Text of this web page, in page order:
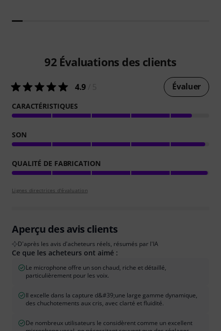
92 Évaluations des clients
4.9 Évaluer
CARACTÉRISTIQUES
SON
QUALITÉ DE FABRICATION
Lignes directrices d'évaluation
Aperçu des avis clients
D'après les avis d'acheteurs réels, résumés par l'IA
Ce que les acheteurs ont aimé :
Le microphone offre un son chaud, riche et détaillé,
particulièrement pour les voix.
Il excelle dans la capture d&#39;une large gamme dynamique,
des chuchotements aux cris, avec clarté et fluidité.
De nombreux utilisateurs le considèrent comme un excellent